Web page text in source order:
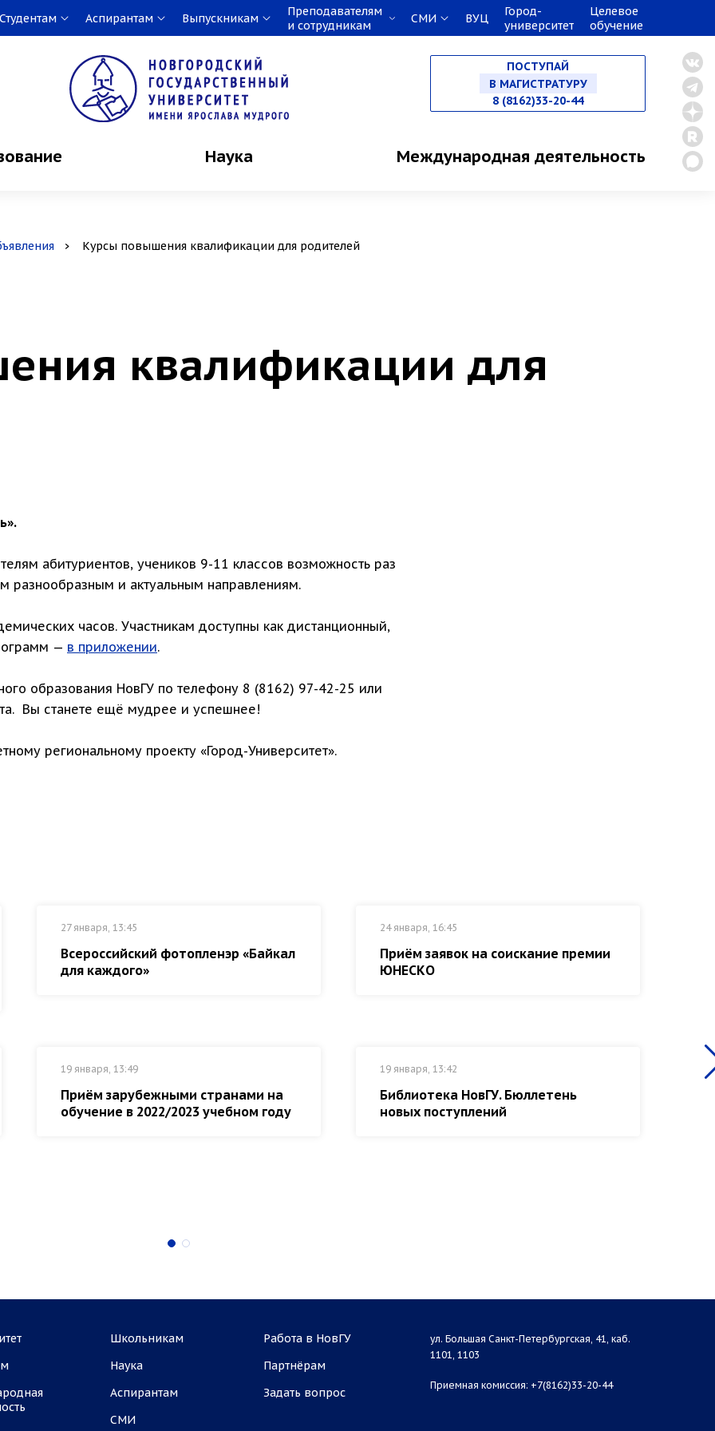
Аспирантам Выпускникам
Преподавателям
и сотрудникам
СМИ ВУЦ
Город-
университет
Целевое
обучение
ПОСТУПАЙ
НА СПЕЦИАЛИТЕТ
В МАГИСТРАТУРУ
8 (8162)33-20-44
Наука Международная деятельность
Курсы повышения квалификации для родителей
квалификации для
абитуриентов, учеников 9-11 классов возможность раз
и актуальным направлениям.
часов. Участникам доступны как дистанционный,
— в приложении.
образования НовГУ по телефону 8 (8162) 97-42-25 или
Вы станете ещё мудрее и успешнее!
региональному проекту «Город-Университет».
27 января, 13:45
Всероссийский фотопленэр «Байкал
для каждого»
24 января, 16:45
Приём заявок на соискание премии
ЮНЕСКО
19 января, 13:49
Приём зарубежными странами на
обучение в 2022/2023 учебном году
19 января, 13:42
Библиотека НовГУ. Бюллетень
новых поступлений
Школьникам
Наука
Аспирантам
СМИ
Работа в НовГУ
Партнёрам
Задать вопрос
ул. Большая Санкт-Петербургская, 41, каб.
1101, 1103
Приемная комиссия: +7(8162)33-20-44